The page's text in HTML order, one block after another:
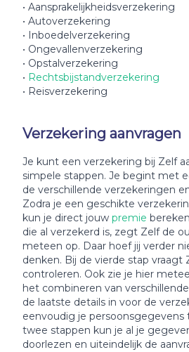
• Aansprakelijkheidsverzekering
• Autoverzekering
• Inboedelverzekering
• Ongevallenverzekering
• Opstalverzekering
• Rechtsbijstandverzekering
• Reisverzekering
Verzekering aanvragen
Je kunt een verzekering bij Zelf
simpele stappen. Je begint met
de verschillende verzekeringen
Zodra je een geschikte
kun je direct jouw premie
die al verzekerd is, zegt Zelf de
meteen op. Daar hoef jij verder
denken. Bij de vierde stap vraagt
controleren. Ook zie je hier
het combineren van
de laatste details in voor de
eenvoudig je persoonsgegevens
twee stappen kun je al je
doorlezen en uiteindelijk de